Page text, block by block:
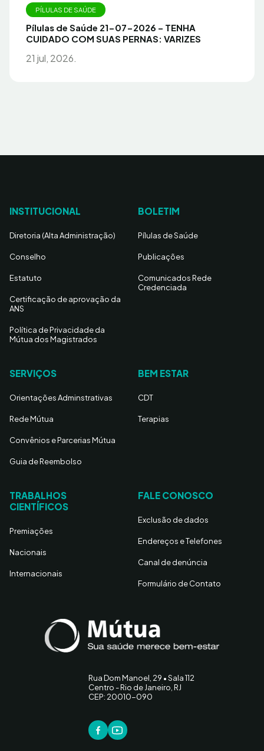
PÍLULAS DE SAÚDE
Pílulas de Saúde 21-07-2026 – TENHA
CUIDADO COM SUAS PERNAS: VARIZES
21 jul, 2026.
INSTITUCIONAL
Diretoria (Alta Administração)
Conselho
Estatuto
Certificação de aprovação da
ANS
Política de Privacidade da
Mútua dos Magistrados
BOLETIM
Pílulas de Saúde
Publicações
Comunicados Rede
Credenciada
SERVIÇOS
Orientações Adminstrativas
Rede Mútua
Convênios e Parcerias Mútua
Guia de Reembolso
BEM ESTAR
CDT
Terapias
TRABALHOS
CIENTÍFICOS
Premiações
Nacionais
Internacionais
FALE CONOSCO
Exclusão de dados
Endereços e Telefones
Canal de denúncia
Formulário de Contato
Rua Dom Manoel, 29 • Sala 112
Centro - Rio de Janeiro, RJ
CEP: 20010-090